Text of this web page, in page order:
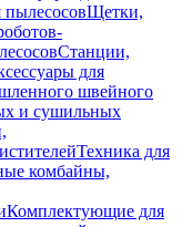
Щетки,
Станции,
для
швейного
и сушильных
Техника для
комбайны,
Комплектующие для